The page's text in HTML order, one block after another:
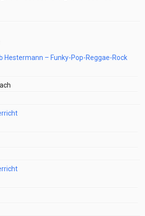
Hestermann – Funky-Pop-Reggae-Rock